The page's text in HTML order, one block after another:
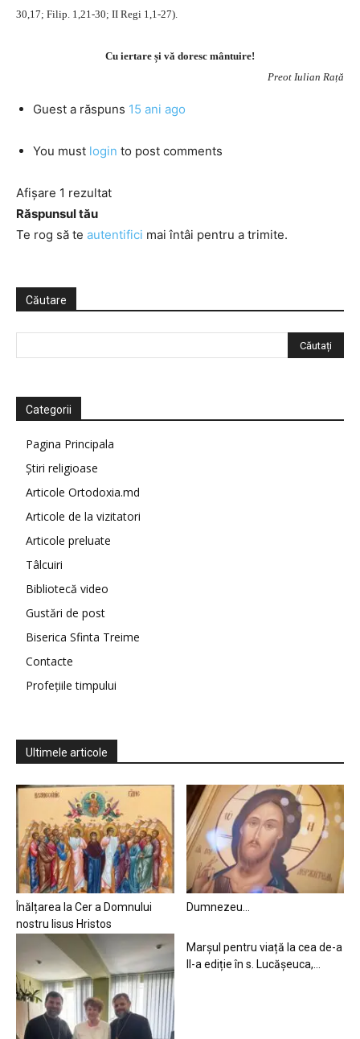
30,17; Filip. 1,21-30; II Regi 1,1-27).
Cu iertare și vă doresc mântuire!
Preot Iulian Rață
Guest a răspuns 15 ani ago
You must login to post comments
Afișare 1 rezultat
Răspunsul tău
Te rog să te autentifici mai întâi pentru a trimite.
Căutare
Categorii
Pagina Principala
Știri religioase
Articole Ortodoxia.md
Articole de la vizitatori
Articole preluate
Tâlcuiri
Bibliotecă video
Gustări de post
Biserica Sfinta Treime
Contacte
Profețiile timpului
Ultimele articole
Înălțarea la Cer a Domnului
nostru Iisus Hristos
Dumnezeu…
Marșul pentru viață la cea de-a
II-a ediție în s. Lucășeuca,...